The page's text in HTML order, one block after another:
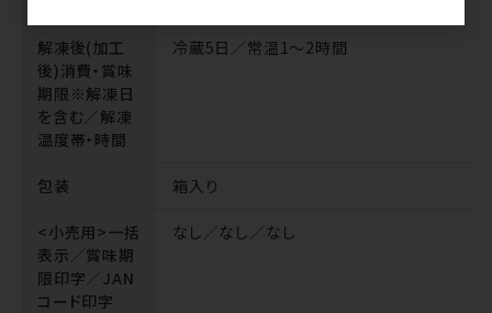
解凍後(加工
後)消費・賞味
期限※解凍日
を含む／解凍
温度帯・時間
冷蔵5日／常温1～2時間
包装 箱入り
<小売用>一括
表示／賞味期
限印字／JAN
コード印字
なし／なし／なし